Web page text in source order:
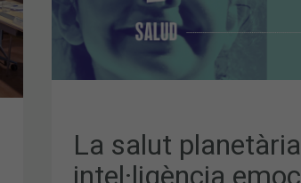
La salut
intel·ligència
CENTRALS
LA
INAUGURACIÓ
I